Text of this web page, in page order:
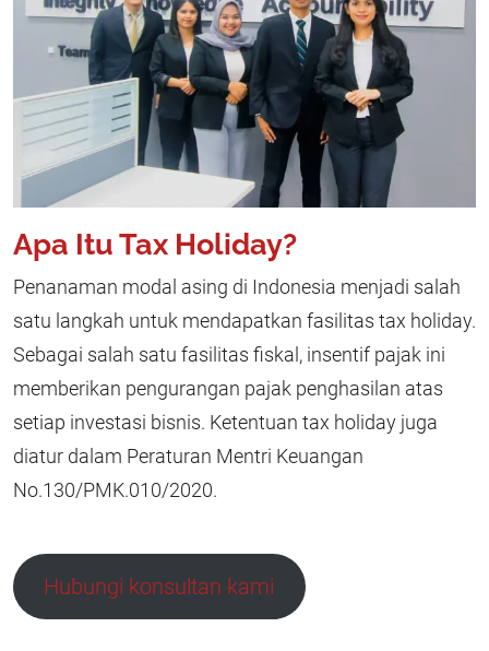
Apa Itu Tax Holiday?
Penanaman modal asing di Indonesia menjadi salah
satu langkah untuk mendapatkan fasilitas tax holiday.
Sebagai salah satu fasilitas fiskal, insentif pajak ini
memberikan pengurangan pajak penghasilan atas
setiap investasi bisnis. Ketentuan tax holiday juga
diatur dalam Peraturan Mentri Keuangan
No.130/PMK.010/2020.
Hubungi konsultan kami